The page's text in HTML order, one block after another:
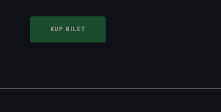
KUP BILET